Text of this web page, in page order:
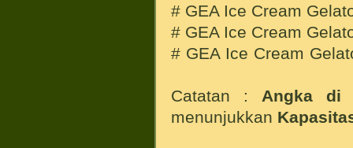
# GEA Ice Cream
# GEA Ice Cream
# GEA Ice Cream
Catatan : Angka di
menunjukkan